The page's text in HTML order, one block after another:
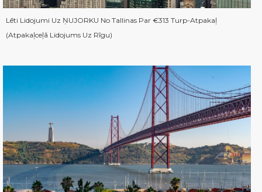
Lēti Lidojumi Uz ŅUJORKU No Tallinas Par €313 Turp-Atpakaļ
(atpakaļceļā Lidojums Uz Rīgu)